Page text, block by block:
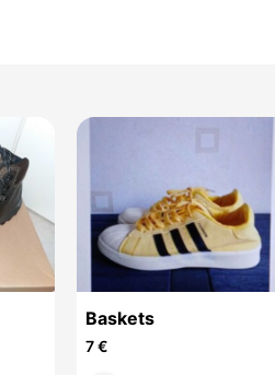
Baskets
7 €